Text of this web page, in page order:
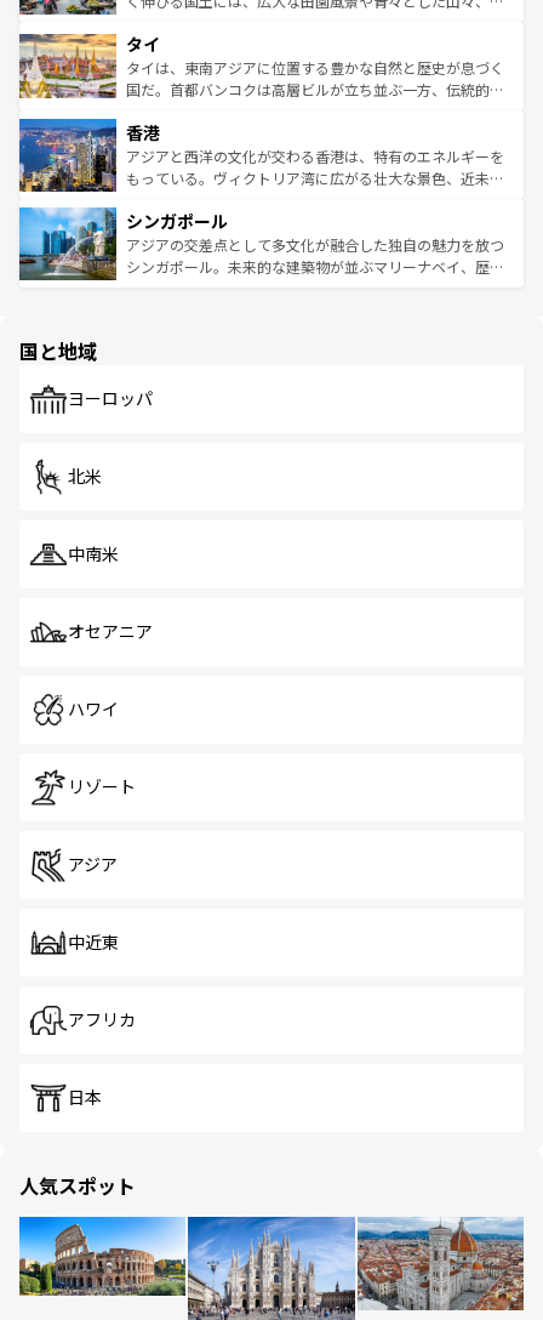
リティに包まれながら、韓国の多彩な魅力を心ゆくまで味
わってみてほしい。 なお、新着の韓国情報はコンテンツ一
覧を参照してほしい。
急速な発展と共に伝統が息づく。ハノイの古い町並みやホ
ーチミン市のフランス統治時代の建物も、独特の雰囲気を
醸し出している。また、バラエティの豊かさとおいしさで
とつ。フォーやバインミー、ベトナムコーヒーなどは、ぜ
ひ現地で味わいたい。どの地域を訪れてもあたたかい人々
が旅行者を迎えてくれるので、きっと忘れられない旅にな
参照してほしい。
タイ
タイは、東南アジアに位置する豊かな自然と歴史が息づく
国だ。首都バンコクは高層ビルが立ち並ぶ一方、伝統的な
の活気が交差している。北部ではチェンマイなどの山岳地
帯で自然と触れ合い、南部ではプーケットやクラビの美し
いビーチでリゾート気分を楽しむことができる。タイ料理
激する。気候は一年中温暖で、どの季節にも異なる楽しみ
が待っている。親しみやすいタイの人々、仏教を中心とし
た文化、そして多様な観光資源が、訪れる旅人を魅了し続
香港
アジアと西洋の文化が交わる香港は、特有のエネルギーを
もっている。ヴィクトリア湾に広がる壮大な景色、近未来
み、どこを訪れても感動するはず。観光スポットが密集し
ており、効率よく見どころを回れるのも魅力。息をのむよ
うな絶景から文化的な体験まで、香港を存分に楽しみ尽く
シンガポール
アジアの交差点として多文化が融合した独自の魅力を放つ
シンガポール。未来的な建築物が並ぶマリーナベイ、歴史
で、ホーカーズは地元の風情を楽しめる外せないスポット
国と地域
ヨーロッパ
北米
中南米
オセアニア
ハワイ
リゾート
アジア
中近東
アフリカ
日本
人気スポット